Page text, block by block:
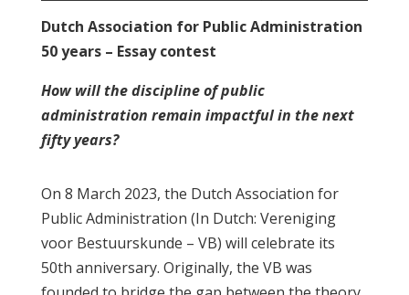
Dutch Association for Public Administration
50 years – Essay contest
How will the discipline of public
administration remain impactful in the next
fifty years?
On 8 March 2023, the Dutch Association for
Public Administration (In Dutch: Vereniging
voor Bestuurskunde – VB) will celebrate its
50th anniversary. Originally, the VB was